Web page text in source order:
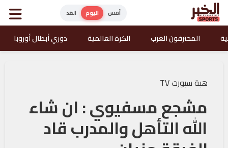
أمس اليوم الغد
المحترفون العرب الكرة العالمية دوري أبطال أوروبا
هبة سبورت TV
مشجع مسفيوي : ان شاء
الله التأهل والمدرب قاد